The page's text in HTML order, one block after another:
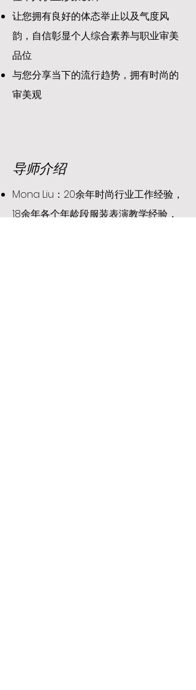
让您拥有良好的体态举止以及气度风
韵，自信彰显个人综合素养与职业审美
品位
与您分享当下的流行趋势，拥有时尚的
审美观
导师介绍
Mona Liu：20余年时尚行业工作经验，
18余年各个年龄段服装表演教学经验，